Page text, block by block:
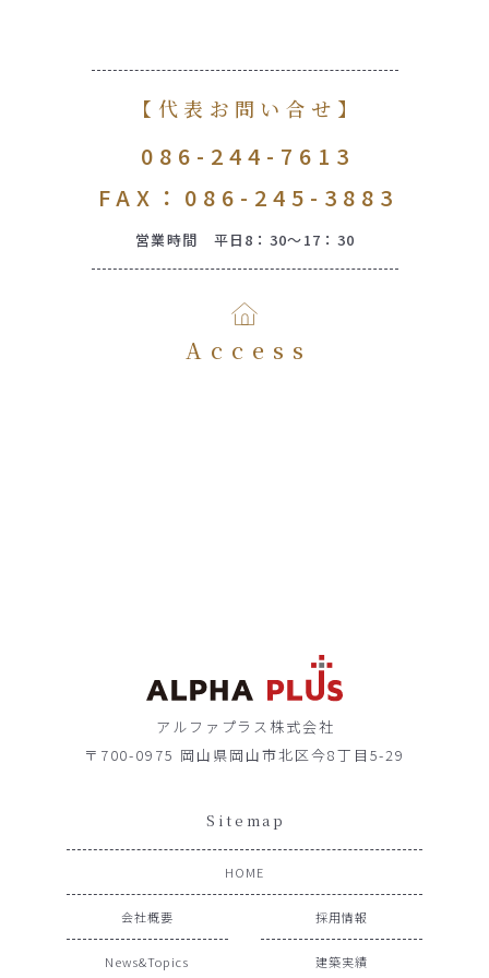
【代表お問い合せ】
086-244-7613
FAX：086-245-3883
営業時間 平日8：30～17：30
Access
アルファプラス株式会社
〒700-0975 岡山県岡山市北区今8丁目5-29
Sitemap
HOME
会社概要 採用情報
News&Topics 建築実績